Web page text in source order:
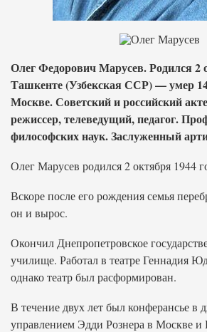
Олег Федорович Марусев. Родился 2
Ташкенте (Узбекская ССР) — умер 14
Москве. Советский и российский
режиссер, телеведущий, педагог.
философских наук. Заслуженный
Олег Марусев родился 2 октября 1944
Вскоре после его рождения семья
он и вырос.
Окончил Днепропетровское
училище. Работал в театре Геннадия
однако театр был расформирован.
В течение двух лет был конферансье в
управлением Эдди Рознера в Москве и